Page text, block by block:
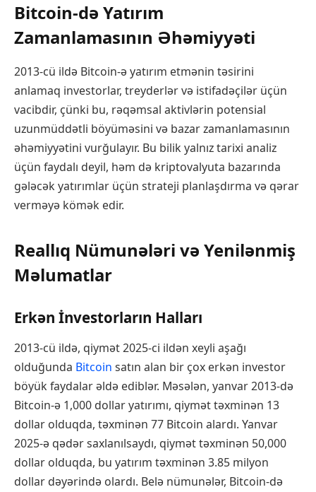
Bitcoin-də Yatırım
Zamanlamasının Əhəmiyyəti
2013-cü ildə Bitcoin-ə yatırım etmənin təsirini
anlamaq investorlar, treyderlər və istifadəçilər üçün
vacibdir, çünki bu, rəqəmsal aktivlərin potensial
uzunmüddətli böyüməsini və bazar zamanlamasının
əhəmiyyətini vurğulayır. Bu bilik yalnız tarixi analiz
üçün faydalı deyil, həm də kriptovalyuta bazarında
gələcək yatırımlar üçün strateji planlaşdırma və qərar
verməyə kömək edir.
Reallıq Nümunələri və Yenilənmiş
Məlumatlar
Erkən İnvestorların Halları
2013-cü ildə, qiymət 2025-ci ildən xeyli aşağı
olduğunda Bitcoin satın alan bir çox erkən investor
böyük faydalar əldə ediblər. Məsələn, yanvar 2013-də
Bitcoin-ə 1,000 dollar yatırımı, qiymət təxminən 13
dollar olduqda, təxminən 77 Bitcoin alardı. Yanvar
2025-ə qədər saxlanılsaydı, qiymət təxminən 50,000
dollar olduqda, bu yatırım təxminən 3.85 milyon
dollar dəyərində olardı. Belə nümunələr, Bitcoin-də